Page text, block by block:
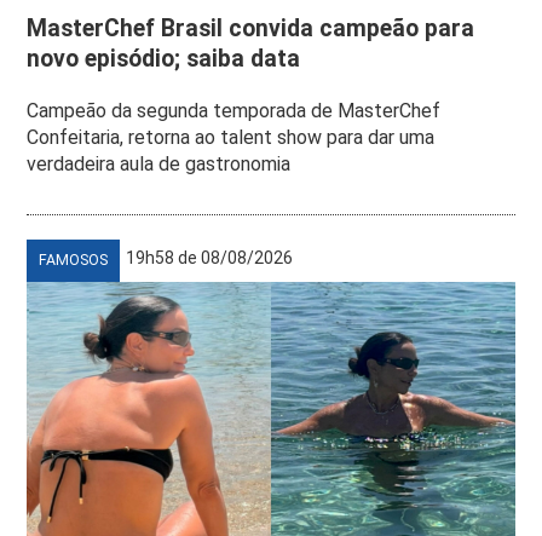
MasterChef Brasil convida campeão para
novo episódio; saiba data
Campeão da segunda temporada de MasterChef
Confeitaria, retorna ao talent show para dar uma
verdadeira aula de gastronomia
FAMOSOS 19h58 de 08/08/2026